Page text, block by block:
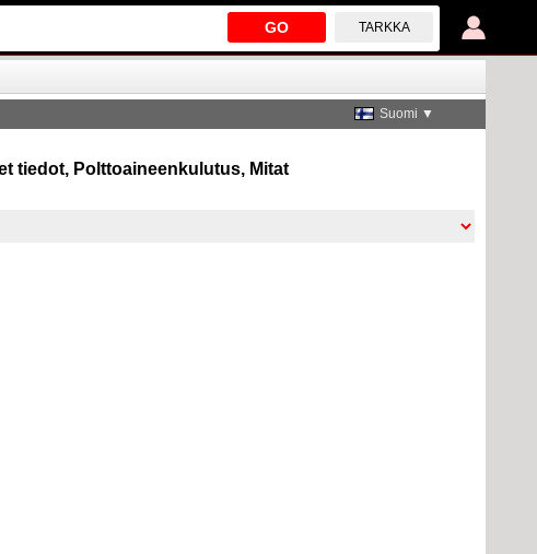
GO TARKKA
Suomi ▼
tiedot, Polttoaineenkulutus, Mitat